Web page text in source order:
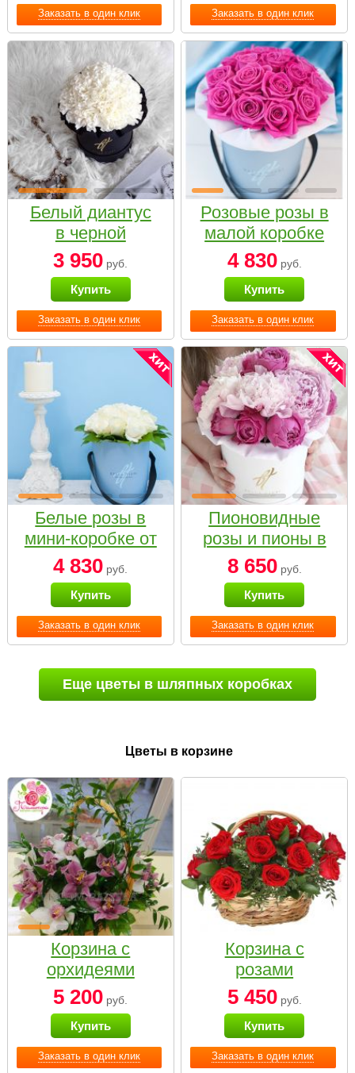
Заказать в один клик Заказать в один клик
Заказать в один клик
Белый диантус
в черной
коробке Small
3 950 руб.
Купить
Заказать в один клик
Розовые розы в
малой коробке
4 830руб.
Купить
Заказать в один клик
Белые розы в
мини-коробке от
Bella Fiori
4 830 руб.
Купить
Заказать в один клик
Пионовидные
розы и пионы в
белой коробке
Small
8 650руб.
Купить
Еще цветы в шляпных коробках
Цветы в корзине
Заказать в один клик
Корзина с
орхидеями
малая
5 200 руб.
Купить
Заказать в один клик
Корзина с
розами
«Красный
Париж»
5 450руб.
Купить